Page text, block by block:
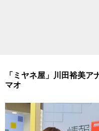
「ミヤネ屋」川田裕美
マオ